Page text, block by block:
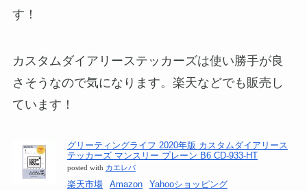
す！
カスタムダイアリーステッカーズは使い勝手が良
さそうなので気になります。楽天などでも販売し
ています！
グリーティングライフ 2020年版 カスタムダイアリース
テッカーズ マンスリー プレーン B6 CD-933-HT
posted with カエレバ
楽天市場 Amazon Yahooショッピング